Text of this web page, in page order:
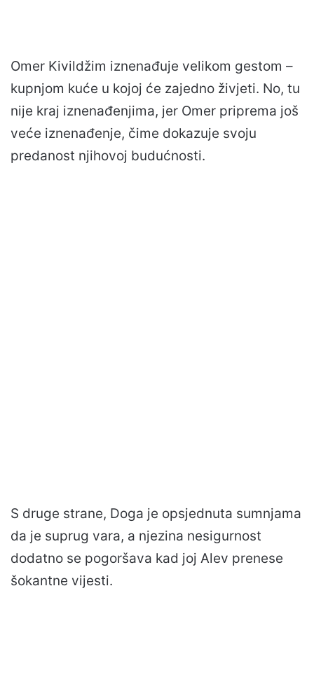
Omer Kivildžim iznenađuje velikom gestom –
kupnjom kuće u kojoj će zajedno živjeti. No, tu
nije kraj iznenađenjima, jer Omer priprema još
veće iznenađenje, čime dokazuje svoju
predanost njihovoj budućnosti.
S druge strane, Doga je opsjednuta sumnjama
da je suprug vara, a njezina nesigurnost
dodatno se pogoršava kad joj Alev prenese
šokantne vijesti.